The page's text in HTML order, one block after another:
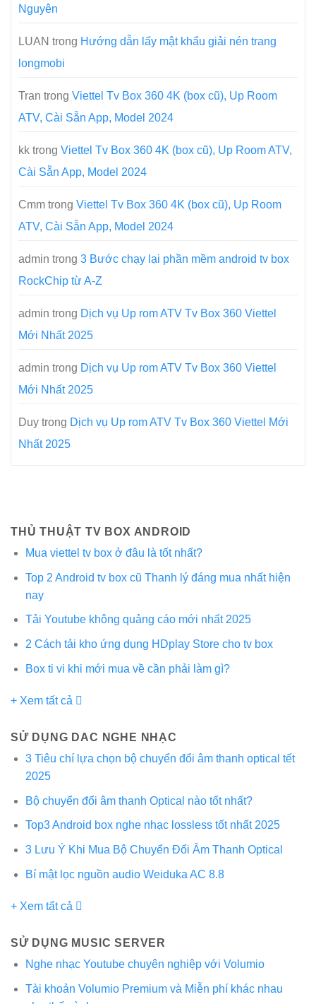
Nguyên
LUAN trong Hướng dẫn lấy mật khẩu giải nén trang
longmobi
Tran trong Viettel Tv Box 360 4K (box cũ), Up Room
ATV, Cài Sẵn App, Model 2024
kk trong Viettel Tv Box 360 4K (box cũ), Up Room ATV,
Cài Sẵn App, Model 2024
Cmm trong Viettel Tv Box 360 4K (box cũ), Up Room
ATV, Cài Sẵn App, Model 2024
admin trong 3 Bước chạy lại phần mềm android tv box
RockChip từ A-Z
admin trong Dịch vụ Up rom ATV Tv Box 360 Viettel
Mới Nhất 2025
admin trong Dịch vụ Up rom ATV Tv Box 360 Viettel
Mới Nhất 2025
Duy trong Dịch vụ Up rom ATV Tv Box 360 Viettel Mới
Nhất 2025
THỦ THUẬT TV BOX ANDROID
Mua viettel tv box ở đâu là tốt nhất?
Top 2 Android tv box cũ Thanh lý đáng mua nhất hiện
nay
Tải Youtube không quảng cáo mới nhất 2025
2 Cách tải kho ứng dụng HDplay Store cho tv box
Box ti vi khi mới mua về cần phải làm gì?
+ Xem tất cả
SỬ DỤNG DAC NGHE NHẠC
3 Tiêu chí lựa chọn bộ chuyển đổi âm thanh optical tết
2025
Bộ chuyển đổi âm thanh Optical nào tốt nhất?
Top3 Android box nghe nhạc lossless tốt nhất 2025
3 Lưu Ý Khi Mua Bộ Chuyển Đổi Âm Thanh Optical
Bí mật lọc nguồn audio Weiduka AC 8.8
+ Xem tất cả
SỬ DỤNG MUSIC SERVER
Nghe nhạc Youtube chuyên nghiệp với Volumio
Tài khoản Volumio Premium và Miễn phí khác nhau